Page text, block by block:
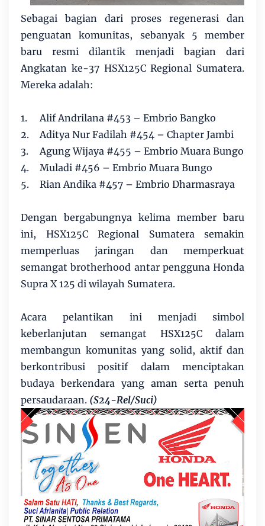
Sebagai bagian dari proses regenerasi dan
penguatan komunitas, sebanyak 5 member
baru resmi dilantik menjadi bagian dari
Angkatan ke-37 HSX125C Regional Sumatera.
Mereka adalah:
1.
Alif Andrilana #453 – Embrio Bangko
2.
Aditya Nur Fadilah #454 – Chapter Jambi
3.
Agung Wijaya #455 – Embrio Muara Bungo
4.
Muladi #456 – Embrio Muara Bungo
5.
Rian Andika #457 – Embrio Dharmasraya
Dengan bergabungnya kelima member baru
ini, HSX125C Regional Sumatera semakin
memperluas jaringan dan memperkuat
semangat brotherhood antar pengguna Honda
Supra X 125 di wilayah Sumatera.
Acara pelantikan ini menjadi simbol
keberlanjutan semangat HSX125C dalam
membangun komunitas yang solid, aktif dan
berkontribusi positif dalam menciptakan
budaya berkendara yang aman serta penuh
persaudaraan. (S24-Rel/Suci)